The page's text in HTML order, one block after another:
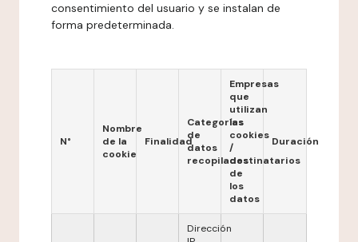
consentimiento del usuario y se instalan de
forma predeterminada.
N°
Nombre
de la
cookie
Finalidad
Categorías
de
datos
recopilados
Empresas
que
utilizan
las
cookies
/
destinatarios
de
los
datos
Duración
Dirección